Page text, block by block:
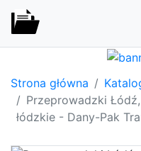
Strona główna
Przeprowadzki
łódzkie - Dany-Pak